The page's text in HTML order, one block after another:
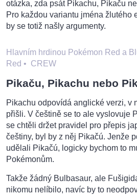
otázka, zda psát Pikachu, Pikaču
Pro každou variantu jména žlutého
by se totiž našly argumenty.
Hlavním hrdinou Pokémon Red a
Red • CREW
Pikaču, Pikachu nebo
Pikachu odpovídá anglické verzi, v
přišli. V češtině se to ale vyslovuje
se chtěli držet pravidel pro přepis
češtiny, byl by z něj Pikačú. Jenže
udělali Pikačú, logicky bychom to
Pokémonům.
Takže žádný Bulbasaur, ale
nikomu nelíbilo, navíc by to